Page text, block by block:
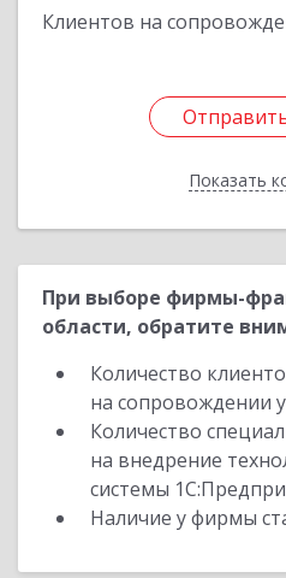
Клиентов на
Показать
При выборе фирмы-
области, обратите
Количество
на сопровождении
Количество
на внедрение
системы
Наличие у фирмы